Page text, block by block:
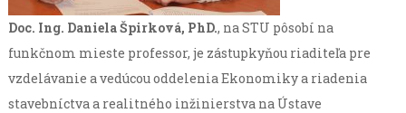
Doc. Ing. Daniela Špirková, PhD., na STU pôsobí na
funkčnom mieste professor, je zástupkyňou riaditeľa pre
vzdelávanie a vedúcou oddelenia Ekonomiky a riadenia
stavebníctva a realitného inžinierstva na Ústave